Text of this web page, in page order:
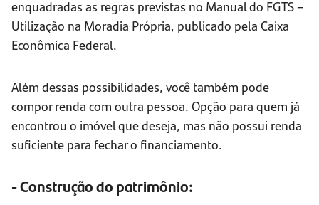
enquadradas as regras previstas no Manual do FGTS –
Utilização na Moradia Própria, publicado pela Caixa
Econômica Federal.
Além dessas possibilidades, você também pode
compor renda com outra pessoa. Opção para quem já
encontrou o imóvel que deseja, mas não possui renda
suficiente para fechar o financiamento.
- Construção do patrimônio: